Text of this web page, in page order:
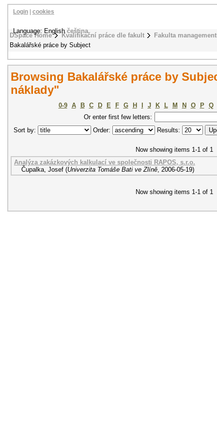
DSpace Home Kvalifikační práce dle fakult
Fakulta
Bakalářské práce by Subject
Login cookies
Language: Englishčeština
Browsing Bakalářské práce by
náklady"
0-9 A B C D E F G H J K L M N O P
Q
Or enter first few letters:
Sort by:
Order: Results:
Now showing items 1-1 of 1
Analýza zakázkových kalkulací ve společnosti RAPOS, s.r.o.
Čupalka, Josef (Univerzita Tomáše Bati ve Zlíně, 2006-05-19)
Now showing items 1-1 of 1